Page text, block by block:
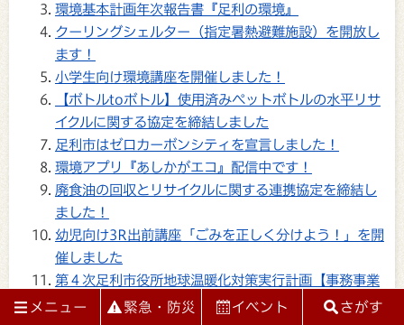
環境基本計画年次報告書『足利の環境』
クーリングシェルター（指定暑熱避難施設）を開放し
ます！
小学生向け環境講座を開催しました！
【ボトルtoボトル】使用済みペットボトルの水平リサ
イクルに関する協定を締結しました
足利市はゼロカーボンシティを宣言しました！
環境アプリ『あしかがエコ』配信中です！
廃食油の回収とリサイクルに関する連携協定を締結し
ました！
幼児向け3R出前講座「ごみを正しく分けよう！」を開
催しました
第４次足利市役所地球温暖化対策実行計画【事務事業
編】
メニュー 緊急・防災 イベント さがす